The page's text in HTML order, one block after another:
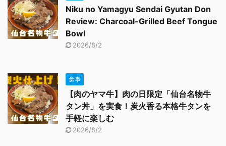
Niku no Yamagyu Sendai Gyutan Don
Review: Charcoal-Grilled Beef Tongue
Bowl
2026/8/2
食事
【肉のヤマ牛】肉の日限定「仙台名物牛
タン丼」を実食！炭火香る本格牛タンを
手軽に楽しむ
2026/8/2